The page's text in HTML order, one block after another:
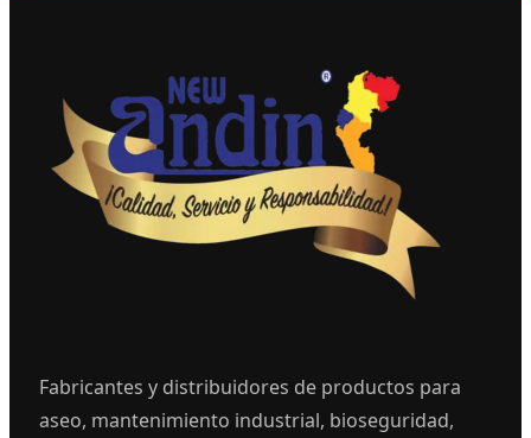
Fabricantes y distribuidores de productos para
aseo, mantenimiento industrial, bioseguridad,